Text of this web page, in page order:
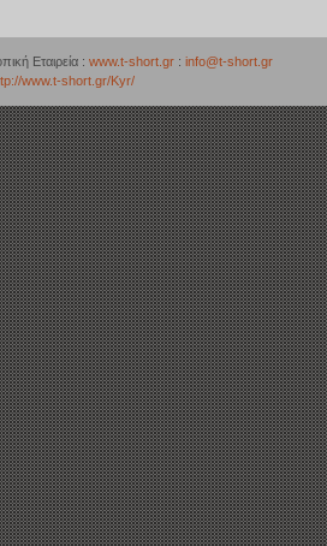
Εταιρεία : www.t-short.gr : info@t-short.gr
www.t-short.gr/Kyr/